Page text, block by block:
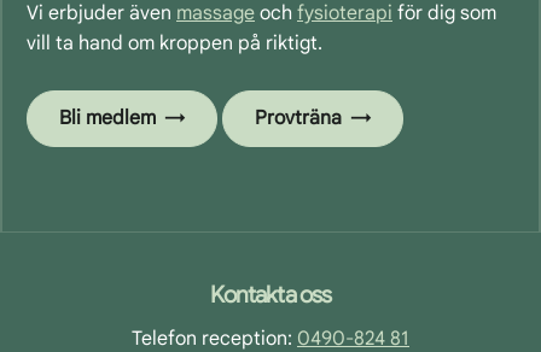
Vi erbjuder även massage och fysioterapi för dig som
vill ta hand om kroppen på riktigt.
Bli medlem Provträna
Footer
Kontakta oss
Telefon reception: 0490-824 81